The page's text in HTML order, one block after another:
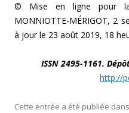
© Mise en ligne pour
MONNIOTTE-MÉRIGOT, 2
à jour le 23 août 2019, 18
ISSN 2495-1161.
http://
Cette entrée a été publiée dans